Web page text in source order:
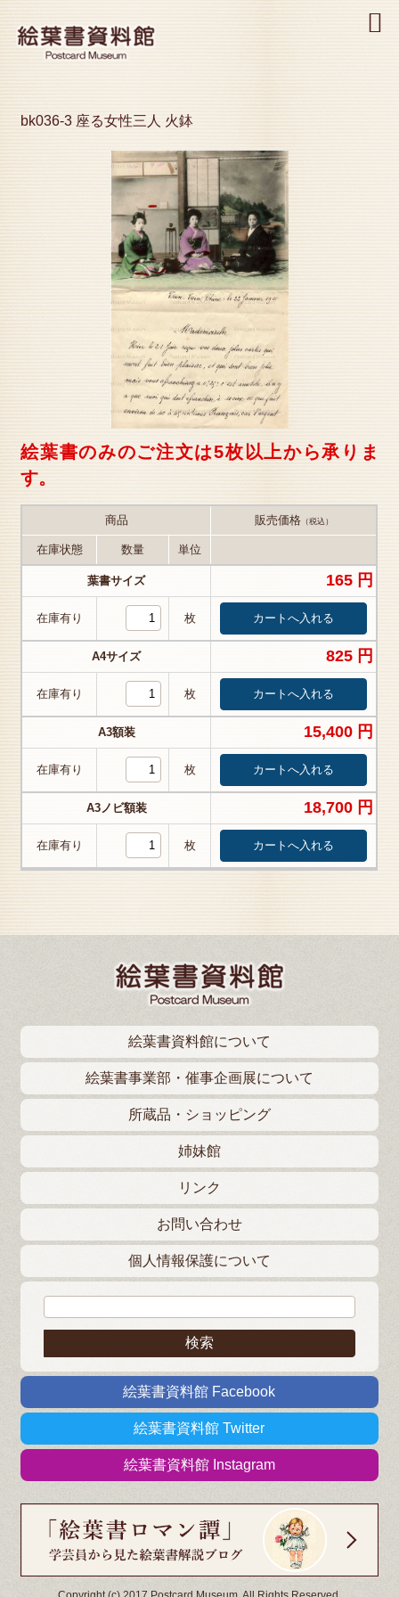
bk036-3 座る女性三人 火鉢
絵葉書のみのご注文は5枚以上から承りま
す。
商品 販売価格（税込）
在庫状態 数量 単位
葉書サイズ 165 円
在庫有り 枚
A4サイズ 825 円
在庫有り 枚
A3額装 15,400 円
在庫有り 枚
A3ノビ額装 18,700 円
在庫有り 枚
絵葉書資料館について
絵葉書事業部・催事企画展について
所蔵品・ショッピング
姉妹館
リンク
お問い合わせ
個人情報保護について
絵葉書資料館 Facebook
絵葉書資料館 Twitter
絵葉書資料館 Instagram